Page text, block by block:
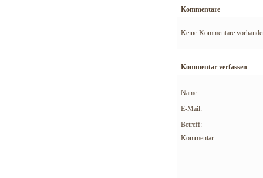
Kommentare
Keine Kommentare
Kommentar verfassen
Name:
E-Mail:
Betreff:
Kommentar :